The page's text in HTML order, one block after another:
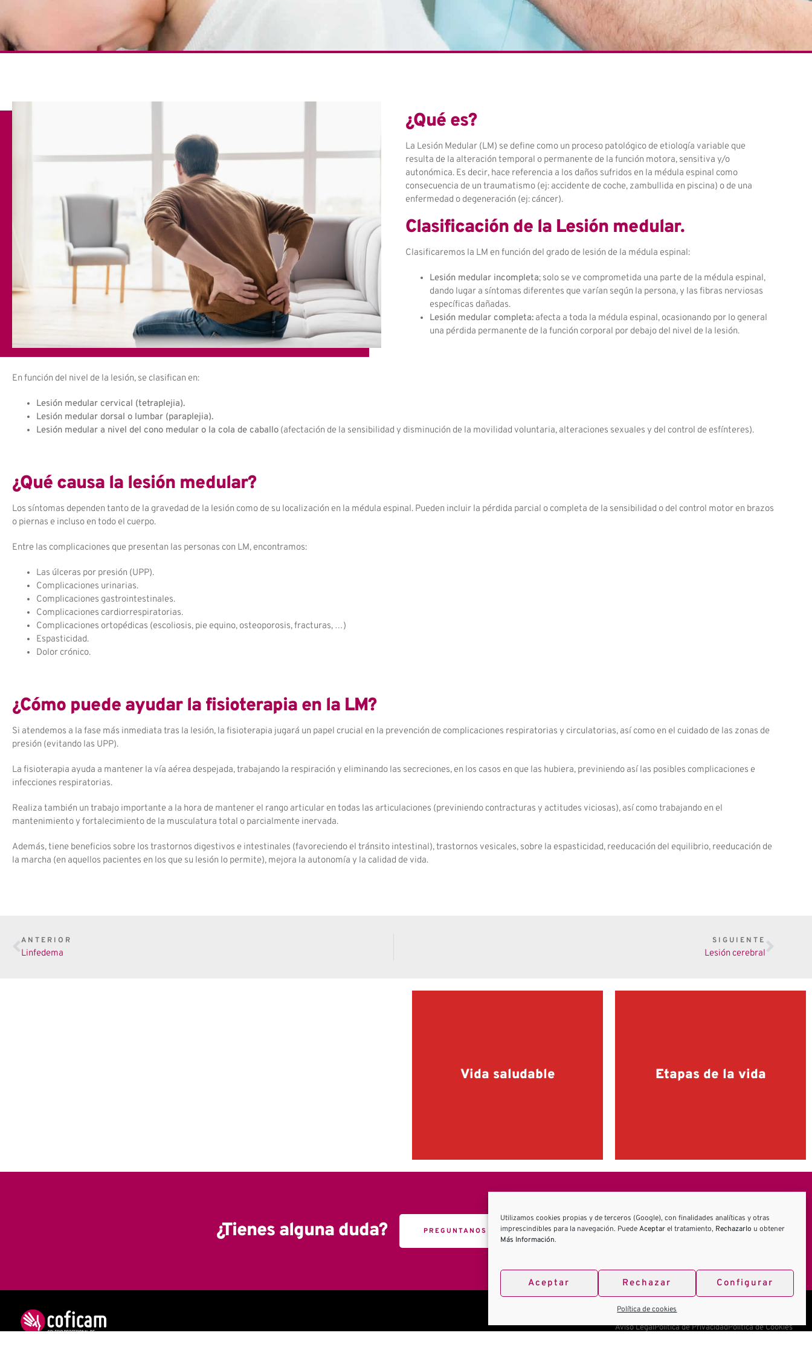
Utilizamos cookies propias y de terceros (Google), con finalidades analíticas y otras
imprescindibles para la navegación. PuedeAceptarel tratamiento, Rechazarlo u obtener
Más Información.
Aceptar Rechazar Configurar
Política de cookies
¿Qué es?
La Lesión Medular (LM) se define como un proceso patológico de etiología variable que
resulta de la alteración temporal o permanente de la función motora, sensitiva y/o
autonómica. Es decir, hace referencia a los daños sufridos en la médula espinal como
consecuencia de un traumatismo (ej: accidente de coche, zambullida en piscina) o de una
enfermedad o degeneración (ej: cáncer).
Clasificación de la Lesión medular.
Clasificaremos la LM en función del grado de lesión de la médula espinal:
Lesión medular incompleta; solo se ve comprometida una parte de la médula espinal,
dando lugar a síntomas diferentes que varían según la persona, y las fibras nerviosas
específicas dañadas.
Lesión medular completa: afecta a toda la médula espinal, ocasionando por lo general
una pérdida permanente de la función corporal por debajo del nivel de la lesión.
En función del nivel de la lesión, se clasifican en:
Lesión medular cervical (tetraplejia).
Lesión medular dorsal o lumbar (paraplejia).
Lesión medular a nivel del cono medular o la cola de caballo (afectación de la sensibilidad y disminución de la movilidad voluntaria, alteraciones sexuales y del control de esfínteres).
¿Qué causa la lesión medular?
Los síntomas dependen tanto de la gravedad de la lesión como de su localización en la médula espinal. Pueden incluir la pérdida parcial o completa de la sensibilidad o del control motor en brazos
o piernas e incluso en todo el cuerpo.
Entre las complicaciones que presentan las personas con LM, encontramos:
Las úlceras por presión (UPP).
Complicaciones urinarias.
Complicaciones gastrointestinales.
Complicaciones cardiorrespiratorias.
Complicaciones ortopédicas (escoliosis, pie equino, osteoporosis, fracturas, …)
Espasticidad.
Dolor crónico.
¿Cómo puede ayudar la fisioterapia en la LM?
Si atendemos a la fase más inmediata tras la lesión, la fisioterapia jugará un papel crucial en la prevención de complicaciones respiratorias y circulatorias, así como en el cuidado de las zonas de
presión (evitando las UPP).
La fisioterapia ayuda a mantener la vía aérea despejada, trabajando la respiración y eliminando las secreciones, en los casos en que las hubiera, previniendo así las posibles complicaciones e
infecciones respiratorias.
Realiza también un trabajo importante a la hora de mantener el rango articular en todas las articulaciones (previniendo contracturas y actitudes viciosas), así como trabajando en el
mantenimiento y fortalecimiento de la musculatura total o parcialmente inervada.
Además, tiene beneficios sobre los trastornos digestivos e intestinales (favoreciendo el tránsito intestinal), trastornos vesicales, sobre la espasticidad, reeducación del equilibrio, reeducación de
la marcha (en aquellos pacientes en los que su lesión lo permite), mejora la autonomía y la calidad de vida.
ANTERIOR
Linfedema
SIGUIENTE
Lesión cerebral
Vida saludable Etapas de la vida
¿Tienes alguna duda? PREGUNTANOS
Aviso LegalPolítica de PrivacidadPolítica de Cookies